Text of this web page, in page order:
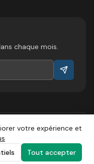
chaque mois.
droits réservés.
votre expérience et
Tout accepter